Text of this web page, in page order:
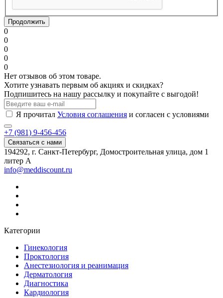
Продолжить
0
0
0
0
0
Нет отзывов об этом товаре.
Хотите узнавать первым об акциях и скидках?
Подпишитесь на нашу рассылку и покупайте с выгодой!
Я прочитал Условия соглашения и согласен с условиями
+7 (981) 9-456-456
Связаться с нами
194292, г. Санкт-Петербург, Домостроительная улица, дом 1
литер А
info@meddiscount.ru
Категории
Гинекология
Проктология
Анестезиология и реанимация
Дерматология
Диагностика
Кардиология